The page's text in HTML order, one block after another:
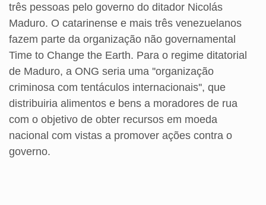
três pessoas pelo governo do ditador Nicolás
Maduro. O catarinense e mais três venezuelanos
fazem parte da organização não governamental
Time to Change the Earth. Para o regime ditatorial
de Maduro, a ONG seria uma ''organização
criminosa com tentáculos internacionais'', que
distribuiria alimentos e bens a moradores de rua
com o objetivo de obter recursos em moeda
nacional com vistas a promover ações contra o
governo.